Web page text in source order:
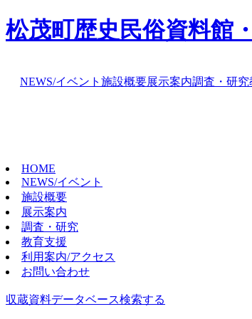
松茂町歴史民俗資料館
NEWS/イベント 施設概要展示案内調査・研究
HOME
NEWS/イベント
施設概要
展示案内
調査・研究
教育支援
利用案内/アクセス
お問い合わせ
収蔵資料データベース検索する